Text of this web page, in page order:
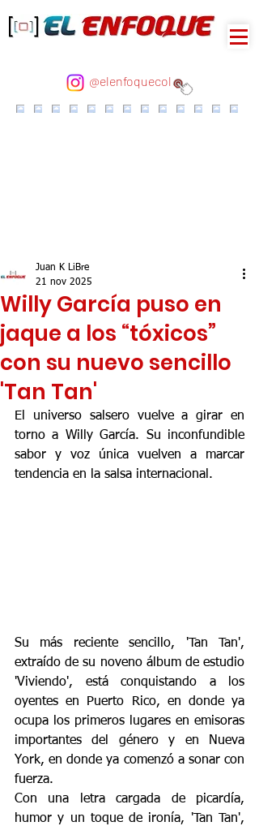
@elenfoquecol
Willy García puso en
jaque a los “tóxicos”
con su nuevo sencillo
'Tan Tan'
Juan K LiBre
21 nov 2025
El universo salsero vuelve a girar en
torno a Willy García. Su inconfundible
sabor y voz única vuelven a marcar
tendencia en la salsa internacional.
Su más reciente sencillo, 'Tan Tan',
extraído de su noveno álbum de estudio
'Viviendo', está conquistando a los
oyentes en Puerto Rico, en donde ya
ocupa los primeros lugares en emisoras
importantes del género y en Nueva
York, en donde ya comenzó a sonar con
fuerza.
Con una letra cargada de picardía,
humor y un toque de ironía, 'Tan Tan',